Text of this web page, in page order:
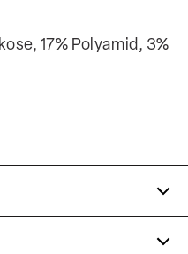
17% Polyamid, 3%
gør strømperne